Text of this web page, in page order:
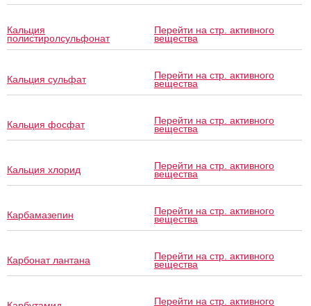
Кальция
полистиролсульфонат
Перейти на стр. активного
вещества
Кальция сульфат Перейти на стр. активного
вещества
Кальция фосфат Перейти на стр. активного
вещества
Кальция хлорид Перейти на стр. активного
вещества
Карбамазепин Перейти на стр. активного
вещества
Карбонат лантана Перейти на стр. активного
вещества
Перейти на стр. активного